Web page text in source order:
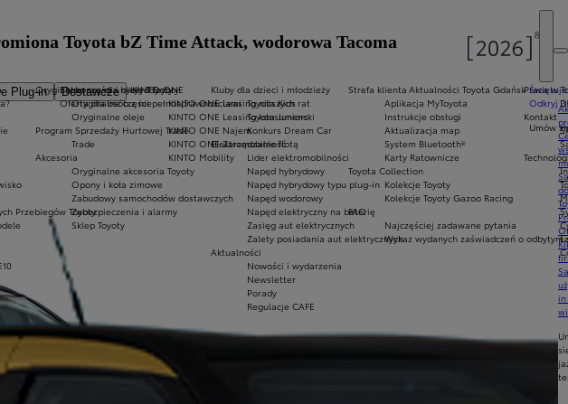
Plug-in
Dostawcze
Ekobonus dla hybryd Toyoty
Oferta dla osób z niepełnosprawnościami
Odkryj
Umów
KINTO ONE
KINTO ONE Leasing niższych rat
KINTO ONE Leasing konsumencki
KINTO ONE Najem
KINTO ONE Zarządzanie flotą
KINTO Mobility
Oryginalne części i oleje Toyoty
Oryginalne części
Oryginalne oleje
Program Sprzedaży Hurtowej Trade
Trade
Akcesoria
Oryginalne akcesoria Toyoty
Opony i koła zimowe
Zabudowy samochodów dostawczych
Zabezpieczenia i alarmy
Sklep Toyoty
Strefa klienta
Aplikacja MyToyota
Instrukcje obsługi
Aktualizacja map
System Bluetooth®
Karty Ratownicze
Toyota Collection
Kolekcje Toyoty
Kolekcje Toyoty Gazoo Racing
FAQ
Najczęściej zadawane pytania
Wykaz wydanych zaświadczeń o odbytym
Aktualności Toyota Gdańsk
Przebiegów Toyoty
Kluby dla dzieci i młodzieży
Toyota Kids
Toyota Juniors
Konkurs Dream Car
Elektromobilność
Lider elektromobilności
Napęd hybrydowy
Napęd hybrydowy typu plug-in
Napęd wodorowy
Napęd elektryczny na baterię
Zasięg aut elektrycznych
Zalety posiadania aut elektrycznych
Aktualności
Nowości i wydarzenia
Newsletter
Porady
Regulacje CAFE
Praca w
Kontakt
Toyota bZ Time Attack, wodorowa Tacoma